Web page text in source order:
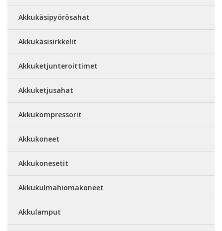
Akkukäsipyörösahat
Akkukäsisirkkelit
Akkuketjunteroittimet
Akkuketjusahat
Akkukompressorit
Akkukoneet
Akkukonesetit
Akkukulmahiomakoneet
Akkulamput